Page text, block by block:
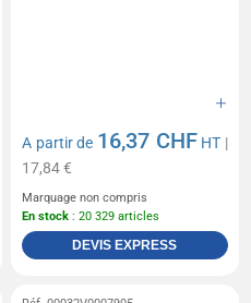
A partir de 16,37 CHF HT |
17,84 €
Marquage non compris
En stock : 20 329 articles
DEVIS EXPRESS